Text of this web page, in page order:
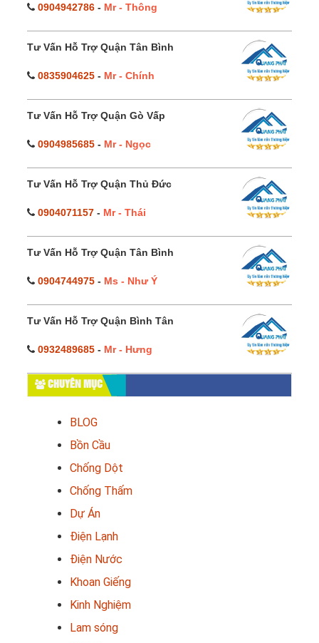
0904942786 - Mr - Thông
Tư Vấn Hỗ Trợ Quận Tân Bình
0835904625 - Mr - Chính
Tư Vấn Hỗ Trợ Quận Gò Vấp
0904985685 - Mr - Ngọc
Tư Vấn Hỗ Trợ Quận Thủ Đức
0904071157 - Mr - Thái
Tư Vấn Hỗ Trợ Quận Tân Bình
0904744975 - Ms - Như Ý
Tư Vấn Hỗ Trợ Quận Bình Tân
0932489685 - Mr - Hưng
CHUYÊN MỤC
BLOG
Bồn Cầu
Chống Dột
Chống Thấm
Dự Án
Điện Lạnh
Điện Nước
Khoan Giếng
Kinh Nghiệm
Lam sóng